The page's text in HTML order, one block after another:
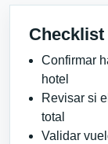
Checklist
Confirmar
hotel
Revisar si
total
Validar